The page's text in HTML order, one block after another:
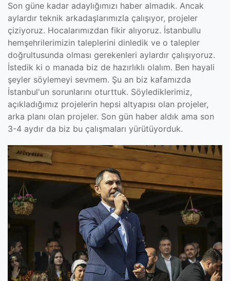
Son güne kadar adaylığımızı haber almadık. Ancak
aylardır teknik arkadaşlarımızla çalışıyor, projeler
çiziyoruz. Hocalarımızdan fikir alıyoruz. İstanbullu
hemşehrilerimizin taleplerini dinledik ve o talepler
doğrultusunda olması gerekenleri aylardır çalışıyoruz.
İstedik ki o manada biz de hazırlıklı olalım. Ben hayali
şeyler söylemeyi sevmem. Şu an biz kafamızda
İstanbul'un sorunlarını oturttuk. Söylediklerimiz,
açıkladığımız projelerin hepsi altyapısı olan projeler,
arka planı olan projeler. Son gün haber aldık ama son
3-4 aydır da biz bu çalışmaları yürütüyorduk.